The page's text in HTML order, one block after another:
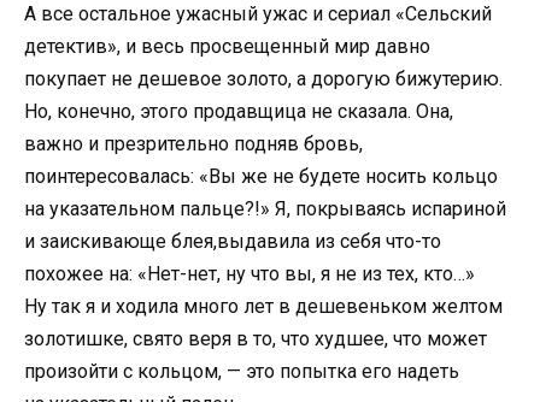
А все остальное ужасный ужас и сериал «Сельский
детектив», и весь просвещенный мир давно
покупает не дешевое золото, а дорогую бижутерию.
Но, конечно, этого продавщица не сказала. Она,
важно и презрительно подняв бровь,
поинтересовалась: «Вы же не будете носить кольцо
на указательном пальце?!» Я, покрываясь испариной
и заискивающе блея,выдавила из себя что-то
похожее на: «Нет-нет, ну что вы, я не из тех, кто…»
Ну так я и ходила много лет в дешевеньком желтом
золотишке, свято веря в то, что худшее, что может
произойти с кольцом, — это попытка его надеть